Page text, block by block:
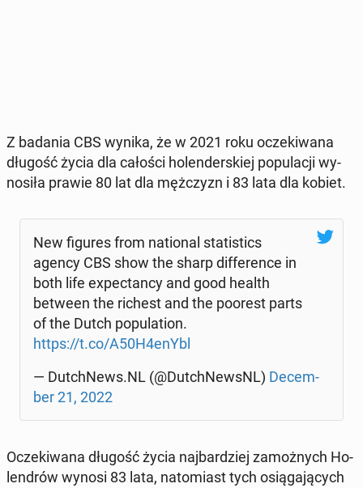
Z badania CBS wynika, że w 2021 roku ocze­ki­wa­na
długość życia dla całości ho­len­der­skiej po­pu­la­cji wy­
no­si­ła prawie 80 lat dla męż­czyzn i 83 lata dla kobiet.
New figures from na­tio­nal sta­ti­stics
agency CBS show the sharp dif­fe­ren­ce in
both life expec­tan­cy and good health
between the richest and the poorest parts
of the Dutch po­pu­la­tion.
https://t.co/A50H4enYbl
— Dutch­News.NL (@Dutch­New­sNL) De­cem­
ber 21, 2022
Ocze­ki­wa­na długość życia naj­bar­dziej za­moż­nych Ho­
len­drów wynosi 83 lata, na­to­miast tych osią­ga­ją­cych